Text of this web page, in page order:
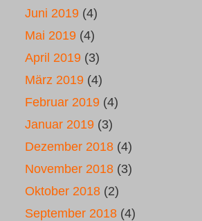
Juni 2019 (4)
Mai 2019 (4)
April 2019 (3)
März 2019 (4)
Februar 2019 (4)
Januar 2019 (3)
Dezember 2018 (4)
November 2018 (3)
Oktober 2018 (2)
September 2018 (4)